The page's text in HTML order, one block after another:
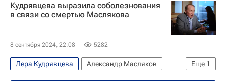
Кудрявцева выразила соболезнования
в связи со смертью Маслякова
8 сентября 2024, 22:08 5282
Еще 1
Лера Кудрявцева
Александр Масляков